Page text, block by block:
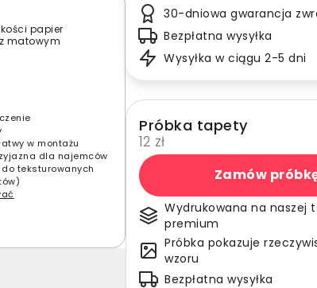
papier
matowym
w montażu
dla najemców
teksturowanych
30-dniowa gwarancja
Bezpłatna wysyłka
Wysyłka w ciągu 2-5 dni
Próbka tapety
12 zł
Zamów
Wydrukowana na naszej
premium
Próbka pokazuje
wzoru
Bezpłatna wysyłka